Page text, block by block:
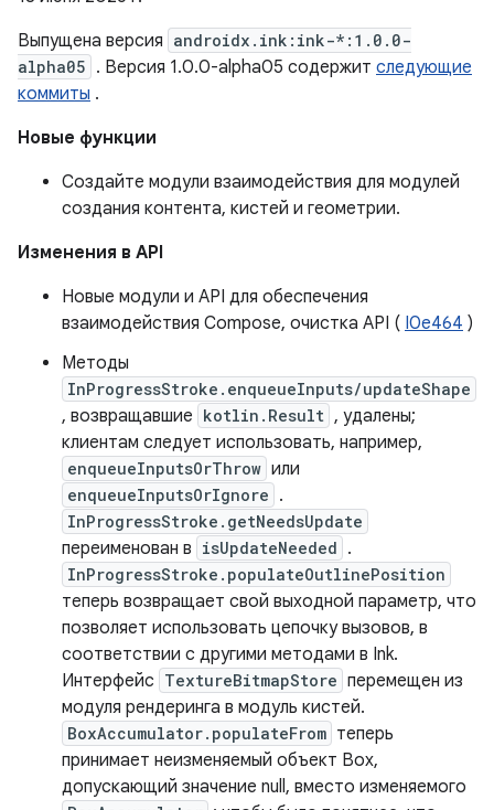
Выпущена версия androidx.ink:ink-*:1.0.0-
alpha05 . Версия 1.0.0-alpha05 содержит следующие
коммиты .
Новые функции
Создайте модули взаимодействия для модулей
создания контента, кистей и геометрии.
Изменения в API
Новые модули и API для обеспечения
взаимодействия Compose, очистка API ( I0e464 )
Методы
InProgressStroke.enqueueInputs/updateShape
, возвращавшие kotlin.Result , удалены;
клиентам следует использовать, например,
enqueueInputsOrThrow или
enqueueInputsOrIgnore .
InProgressStroke.getNeedsUpdate
переименован в isUpdateNeeded .
InProgressStroke.populateOutlinePosition
теперь возвращает свой выходной параметр, что
позволяет использовать цепочку вызовов, в
соответствии с другими методами в Ink.
Интерфейс TextureBitmapStore перемещен из
модуля рендеринга в модуль кистей.
BoxAccumulator.populateFrom теперь
принимает неизменяемый объект Box,
допускающий значение null, вместо изменяемого